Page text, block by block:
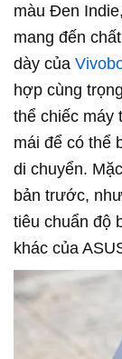
màu Đen
mang đến
dày của
hợp cùng
thể chiếc máy
mái để có thể
di chuyển.
bản trước,
tiêu chuẩn độ
khác của